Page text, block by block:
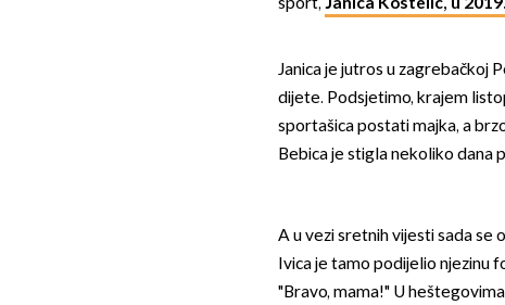
Janica je jutros u zagrebačkoj
dijete. Podsjetimo, krajem
sportašica postati majka, a
Bebica je stigla nekoliko dana
A u vezi sretnih vijesti sada se
Ivica je tamo podijelio njezinu
"Bravo, mama!" U